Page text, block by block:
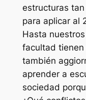
estructuras
para aplicar al
Hasta
facultad tienen
también
aprender a
sociedad